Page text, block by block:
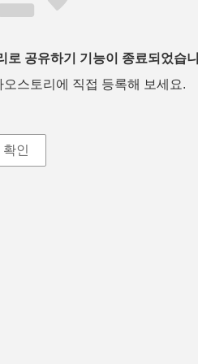
공유하기 기능이 종료되었습
스토리에 직접 등록해 보세요.
확인